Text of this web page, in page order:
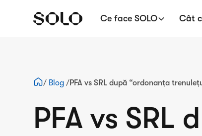
Ce face SOLO Cât
/ Blog/PFA vs SRL după “ordonanța
PFA vs SRL